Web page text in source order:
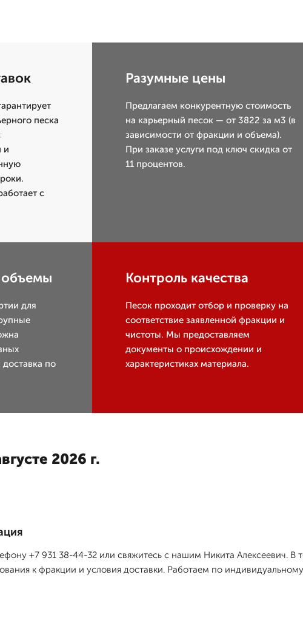
песка
и
с
Разумные цены
Предлагаем конкурентную стоимость
на карьерный песок — от 3822 за м3 (в
зависимости от фракции и объема).
При заказе услуги под ключ скидка от
11 процентов.
объемы
для
по
Контроль качества
Песок проходит отбор и проверку на
соответствие заявленной фракции и
чистоты. Мы предоставляем
документы о происхождении и
характеристиках материала.
2026 г.
+7 931 38-44-32 или свяжитесь с нашим Никита Алексеевич.
к фракции и условия доставки. Работаем по